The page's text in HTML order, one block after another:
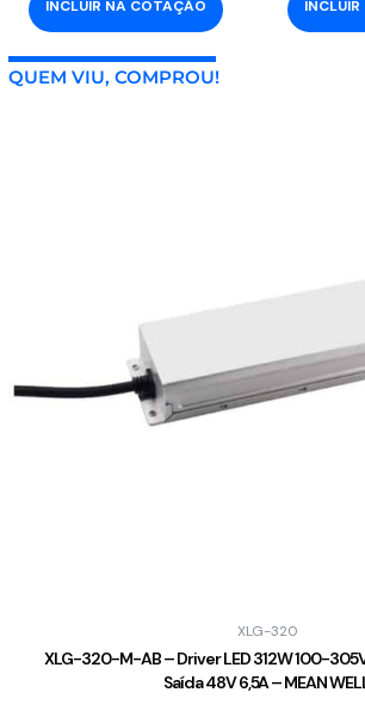
INCLUIR NA COTAÇÃO
QUEM VIU, COMPROU!
XLG-320
XLG-320-M-AB – Driver LED 312W 100-
Saída 48V 6,5A – MEAN